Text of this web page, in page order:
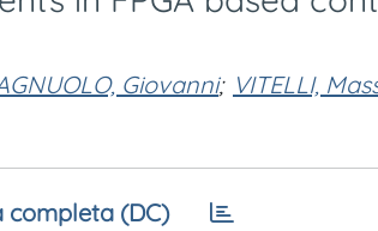
Giovanni; VITELLI,
completa (DC)